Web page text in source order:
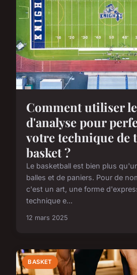
Comment utiliser
d'analyse pour
votre technique de
basket ?
Le basketball est bien plus
balles et de paniers. Pour de
c'est un art, une forme
technique e...
12 mars 2025
BASKET